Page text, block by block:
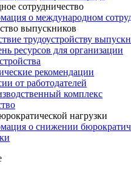
сотрудничество
о международном
выпускников
трудоустройству
ресурсов для организации
рекомендации
от работодателей
комплекс
нагрузки
о снижении